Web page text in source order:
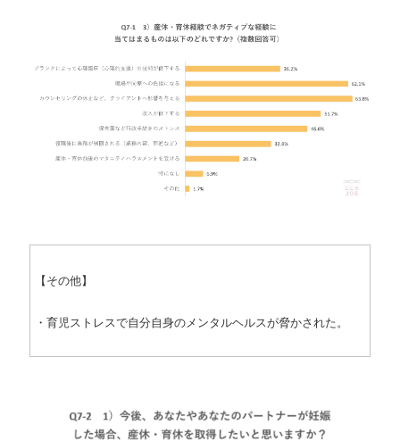
【その他】
・育児ストレスで自分自身のメンタルヘルスが脅かされた。